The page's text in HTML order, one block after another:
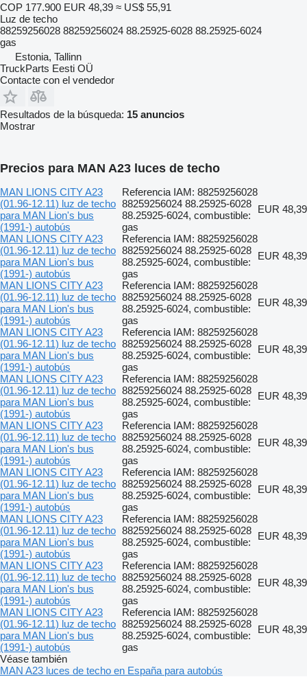
COP 177.900 EUR 48,39 ≈ US$ 55,91
Luz de techo
88259256028 88259256024 88.25925-6028 88.25925-6024
gas
Estonia, Tallinn
TruckParts Eesti OÜ
Contacte con el vendedor
Resultados de la búsqueda: 15 anuncios
Mostrar
Precios para MAN A23 luces de techo
MAN LIONS CITY A23
(01.96-12.11) luz de techo
para MAN Lion's bus
(1991-) autobús
Referencia IAM: 88259256028
88259256024 88.25925-6028
88.25925-6024, combustible:
gas
EUR 48,39
MAN LIONS CITY A23
(01.96-12.11) luz de techo
para MAN Lion's bus
(1991-) autobús
Referencia IAM: 88259256028
88259256024 88.25925-6028
88.25925-6024, combustible:
gas
EUR 48,39
MAN LIONS CITY A23
(01.96-12.11) luz de techo
para MAN Lion's bus
(1991-) autobús
Referencia IAM: 88259256028
88259256024 88.25925-6028
88.25925-6024, combustible:
gas
EUR 48,39
MAN LIONS CITY A23
(01.96-12.11) luz de techo
para MAN Lion's bus
(1991-) autobús
Referencia IAM: 88259256028
88259256024 88.25925-6028
88.25925-6024, combustible:
gas
EUR 48,39
MAN LIONS CITY A23
(01.96-12.11) luz de techo
para MAN Lion's bus
(1991-) autobús
Referencia IAM: 88259256028
88259256024 88.25925-6028
88.25925-6024, combustible:
gas
EUR 48,39
MAN LIONS CITY A23
(01.96-12.11) luz de techo
para MAN Lion's bus
(1991-) autobús
Referencia IAM: 88259256028
88259256024 88.25925-6028
88.25925-6024, combustible:
gas
EUR 48,39
MAN LIONS CITY A23
(01.96-12.11) luz de techo
para MAN Lion's bus
(1991-) autobús
Referencia IAM: 88259256028
88259256024 88.25925-6028
88.25925-6024, combustible:
gas
EUR 48,39
MAN LIONS CITY A23
(01.96-12.11) luz de techo
para MAN Lion's bus
(1991-) autobús
Referencia IAM: 88259256028
88259256024 88.25925-6028
88.25925-6024, combustible:
gas
EUR 48,39
MAN LIONS CITY A23
(01.96-12.11) luz de techo
para MAN Lion's bus
(1991-) autobús
Referencia IAM: 88259256028
88259256024 88.25925-6028
88.25925-6024, combustible:
gas
EUR 48,39
MAN LIONS CITY A23
(01.96-12.11) luz de techo
para MAN Lion's bus
(1991-) autobús
Referencia IAM: 88259256028
88259256024 88.25925-6028
88.25925-6024, combustible:
gas
EUR 48,39
Véase también
MAN A23 luces de techo en España para autobús